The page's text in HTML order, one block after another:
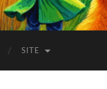
SITE